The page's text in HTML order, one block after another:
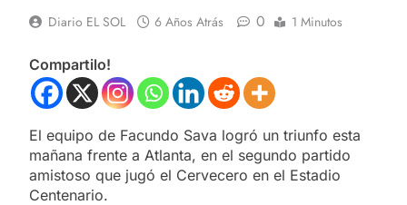
Diario EL SOL 6 Años Atrás 0 1 Minutos
Compartilo!
El equipo de Facundo Sava logró un triunfo esta
mañana frente a Atlanta, en el segundo partido
amistoso que jugó el Cervecero en el Estadio
Centenario.